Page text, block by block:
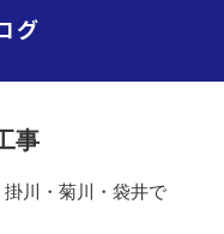
グ
事
川・菊川・袋井で